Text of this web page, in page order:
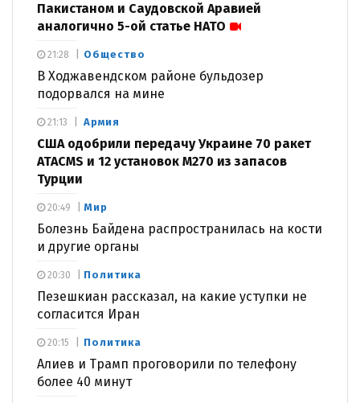
Пакистаном и Саудовской Аравией
аналогично 5-ой статье НАТО
Общество
В Ходжавендском районе бульдозер
подорвался на мине
21:28
Армия
США одобрили передачу Украине 70 ракет
ATACMS и 12 установок M270 из запасов
Турции
21:13
Мир
Болезнь Байдена распространилась на кости
и другие органы
20:49
Политика
Пезешкиан рассказал, на какие уступки не
согласится Иран
20:30
Политика
Алиев и Трамп проговорили по телефону
более 40 минут
20:15